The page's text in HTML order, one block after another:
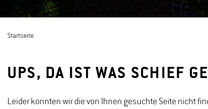
Startseite
UPS, DA IST WAS SCHIEF
Leider konnten wir die von Ihnen gesuchte Seite nicht